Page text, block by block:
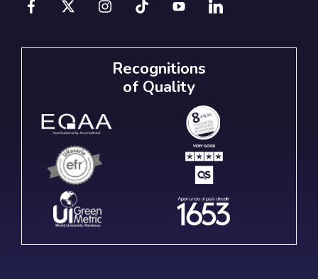
Recognitions
of Quality